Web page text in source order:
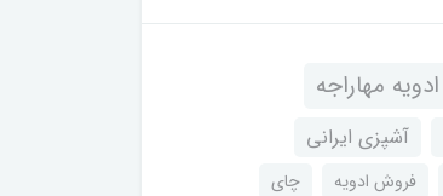
ادویه مهاراجه
آشپزی ایرانی
فروش ادویه
چای